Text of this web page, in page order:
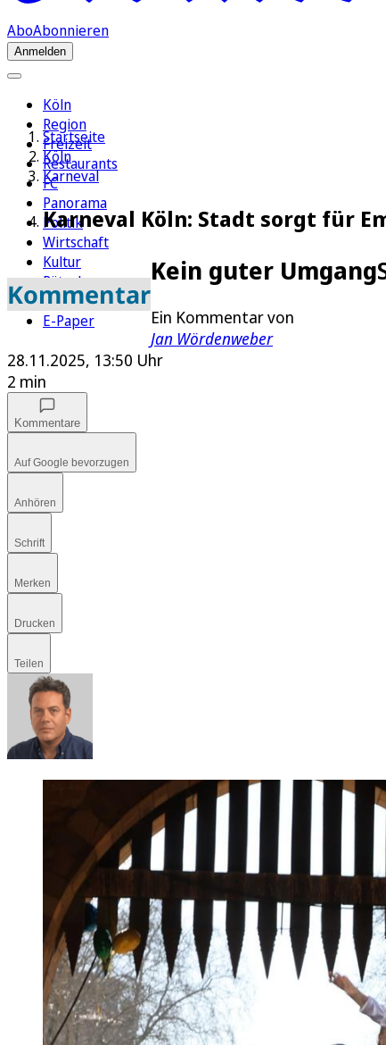
AboAbonnieren
Anmelden
Köln
Region
Freizeit
Restaurants
FC
Panorama
Politik
Wirtschaft
Kultur
Rätsel
Newsletter
E-Paper
Startseite
Köln
Karneval
Karneval Köln: Stadt sorgt für
Kommentar
Kein guter Umgang
Ein Kommentar von
Jan Wördenweber
28.11.2025, 13:50 Uhr
2 min
Kommentare
Auf Google bevorzugen
Anhören
Schrift
Merken
Drucken
Teilen